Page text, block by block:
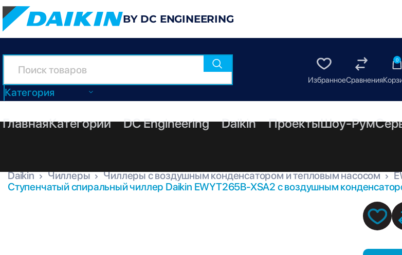
BY DC ENGINEERING
Категория
0
ГлавнаяКатегории DC Engineering Daikin ПроектыШоу-Рум
Daikin Чиллеры Чиллеры с воздушным конденсатором и тепловым насосом
Ступенчатый спиральный чиллер Daikin EWYT265B-XSA2 с воздушным